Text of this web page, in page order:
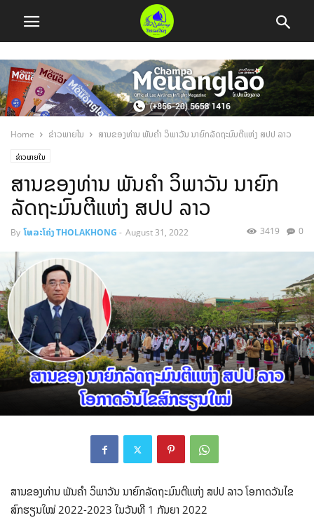
Home ຂ່າວພາຍໃນ ສານຂອງທ່ານ ພັນຄໍາ ວິພາວັນ ນາຍົກລັດຖະມົນຕີແຫ່ງ ສປປ ລາວ
ຂ່າວພາຍໃນ
ສານຂອງທ່ານ ພັນຄໍາ ວິພາວັນ ນາຍົກ
ລັດຖະມົນຕີແຫ່ງ ສປປ ລາວ
By ໂທລະໂຄ່ງ THOLAKHONG - August 31, 2022 0
3419
ສານຂອງທ່ານ ພັນຄໍາ ວິພາວັນ ນາຍົກລັດຖະມົນຕີແຫ່ງ ສປປ ລາວ ໂອກາດວັນໄຂ
ສົກຮຽນໃໝ່ 2022-2023 ໃນວັນທີ 1 ກັນຍາ 2022